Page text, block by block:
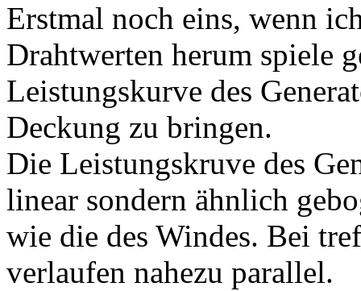
Erstmal noch eins, wenn
Drahtwerten herum spiele
Leistungskurve des
Deckung zu bringen.
Die Leistungskruve des
linear sondern ähnlich
wie die des Windes. Bei
verlaufen nahezu parallel.